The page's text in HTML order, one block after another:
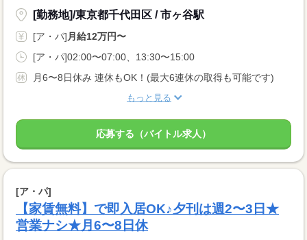
[勤務地]/東京都千代田区 / 市ヶ谷駅
[ア・パ] 月給12万円〜
[ア・パ]02:00〜07:00、13:30〜15:00
月6〜8日休み 連休もOK！(最大6連休の取得も可能です)
もっと見る
応募する（バイトル求人）
[ア・パ]
【家賃無料】で即入居OK♪夕刊は週2〜3日★
営業ナシ★月6〜8日休